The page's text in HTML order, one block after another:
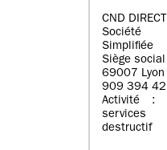
CND DIRECT
Société
Simplifiée
Siège
69007 Lyon
909 394
Activité :
services
destructif